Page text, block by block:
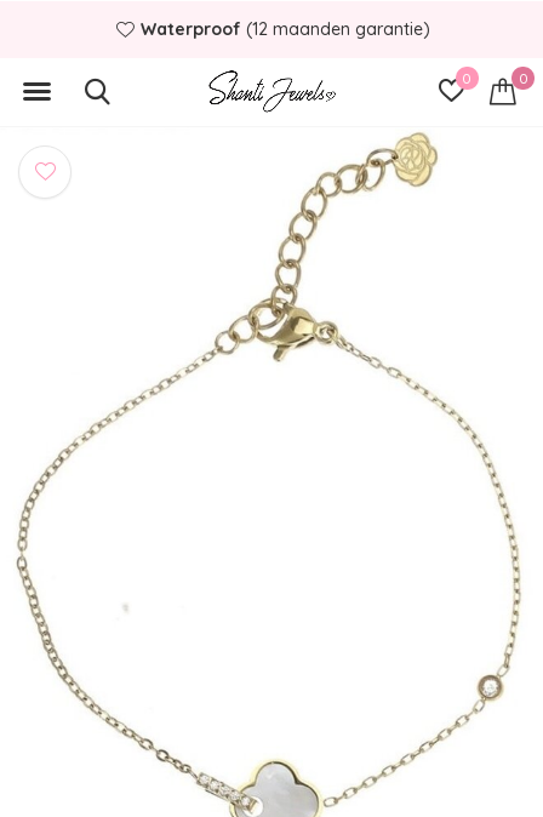
0 0
Waterproof (12 maanden garantie)